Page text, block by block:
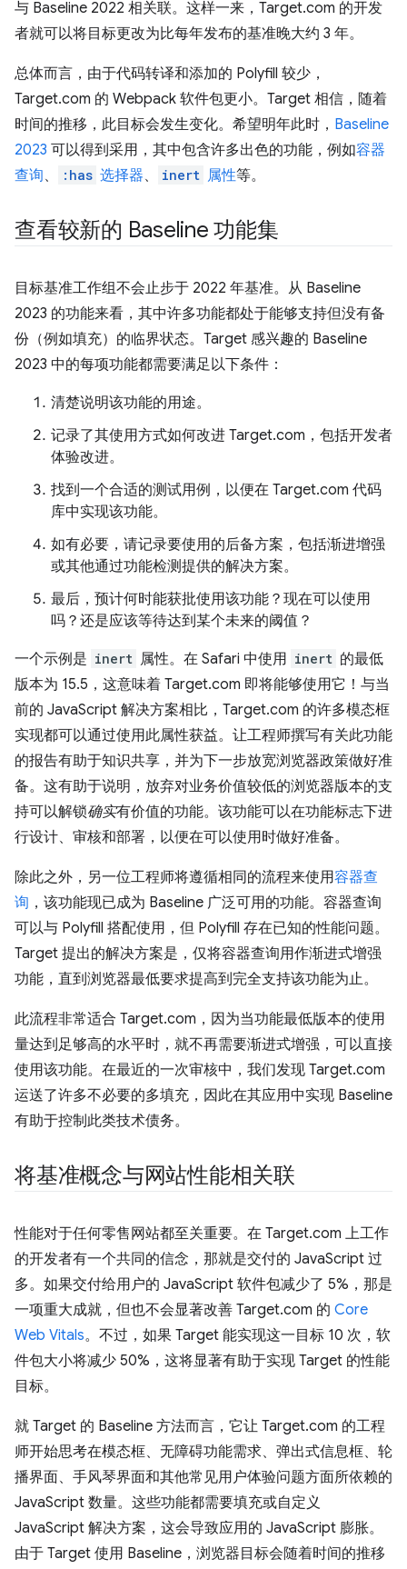
与 Baseline 2022 相关联。这样一来，Target.com 的开发
者就可以将目标更改为比每年发布的基准晚大约 3 年。
总体而言，由于代码转译和添加的 Polyfill 较少，
Target.com 的 Webpack 软件包更小。Target 相信，随着
时间的推移，此目标会发生变化。希望明年此时， Baseline
2023 可以得到采用，其中包含许多出色的功能，例如容器
查询、 :has 选择器、 inert 属性等。
查看较新的 Baseline 功能集
目标基准工作组不会止步于 2022 年基准。从 Baseline
2023 的功能来看，其中许多功能都处于能够支持但没有备
份（例如填充）的临界状态。Target 感兴趣的 Baseline
2023 中的每项功能都需要满足以下条件：
清楚说明该功能的用途。
记录了其使用方式如何改进 Target.com，包括开发者
体验改进。
找到一个合适的测试用例，以便在 Target.com 代码
库中实现该功能。
如有必要，请记录要使用的后备方案，包括渐进增强
或其他通过功能检测提供的解决方案。
最后，预计何时能获批使用该功能？现在可以使用
吗？还是应该等待达到某个未来的阈值？
一个示例是 inert 属性。在 Safari 中使用 inert 的最低
版本为 15.5，这意味着 Target.com 即将能够使用它！与当
前的 JavaScript 解决方案相比，Target.com 的许多模态框
实现都可以通过使用此属性获益。让工程师撰写有关此功能
的报告有助于知识共享，并为下一步放宽浏览器政策做好准
备。这有助于说明，放弃对业务价值较低的浏览器版本的支
持可以解锁确实有价值的功能。该功能可以在功能标志下进
行设计、审核和部署，以便在可以使用时做好准备。
除此之外，另一位工程师将遵循相同的流程来使用容器查
询 ，该功能现已成为 Baseline 广泛可用的功能。容器查询
可以与 Polyfill 搭配使用，但 Polyfill 存在已知的性能问题。
Target 提出的解决方案是，仅将容器查询用作渐进式增强
功能，直到浏览器最低要求提高到完全支持该功能为止。
此流程非常适合 Target.com，因为当功能最低版本的使用
量达到足够高的水平时，就不再需要渐进式增强，可以直接
使用该功能。在最近的一次审核中，我们发现 Target.com
运送了许多不必要的多填充，因此在其应用中实现 Baseline
有助于控制此类技术债务。
将基准概念与网站性能相关联
性能对于任何零售网站都至关重要。在 Target.com 上工作
的开发者有一个共同的信念，那就是交付的 JavaScript 过
多。如果交付给用户的 JavaScript 软件包减少了 5%，那是
一项重大成就，但也不会显著改善 Target.com 的 Core
Web Vitals。不过，如果 Target 能实现这一目标 10 次，软
件包大小将减少 50%，这将显著有助于实现 Target 的性能
目标。
就 Target 的 Baseline 方法而言，它让 Target.com 的工程
师开始思考在模态框、无障碍功能需求、弹出式信息框、轮
播界面、手风琴界面和其他常见用户体验问题方面所依赖的
JavaScript 数量。这些功能都需要填充或自定义
JavaScript 解决方案，这会导致应用的 JavaScript 膨胀。
由于 Target 使用 Baseline，浏览器目标会随着时间的推移